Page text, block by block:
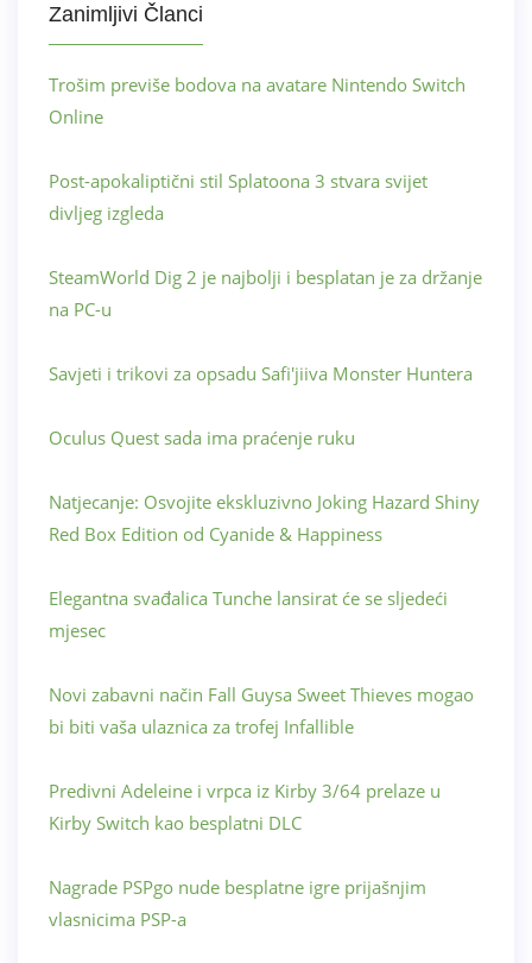
Zanimljivi Članci
Trošim previše bodova na avatare Nintendo Switch
Online
Post-apokaliptični stil Splatoona 3 stvara svijet
divljeg izgleda
SteamWorld Dig 2 je najbolji i besplatan je za držanje
na PC-u
Savjeti i trikovi za opsadu Safi'jiiva Monster Huntera
Oculus Quest sada ima praćenje ruku
Natjecanje: Osvojite ekskluzivno Joking Hazard Shiny
Red Box Edition od Cyanide & Happiness
Elegantna svađalica Tunche lansirat će se sljedeći
mjesec
Novi zabavni način Fall Guysa Sweet Thieves mogao
bi biti vaša ulaznica za trofej Infallible
Predivni Adeleine i vrpca iz Kirby 3/64 prelaze u
Kirby Switch kao besplatni DLC
Nagrade PSPgo nude besplatne igre prijašnjim
vlasnicima PSP-a